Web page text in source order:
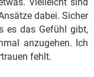
dabei. Sicher
es das Gefühl gibt,
anzugehen. Ich
fehlt.